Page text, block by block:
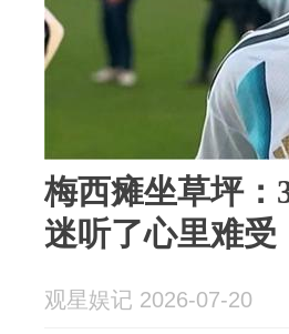
梅西瘫坐草坪：
迷听了心里难受
观星娱记 2026-07-20